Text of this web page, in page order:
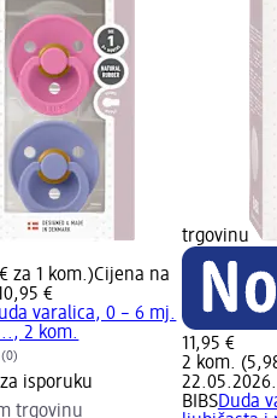
za 1 kom.)Cijena na
€
varalica, 0 – 6 mj.
2 kom.
(0)
isporuku
trgovinu
trgovinu
11,95 €
2 kom.
BIBSDuda